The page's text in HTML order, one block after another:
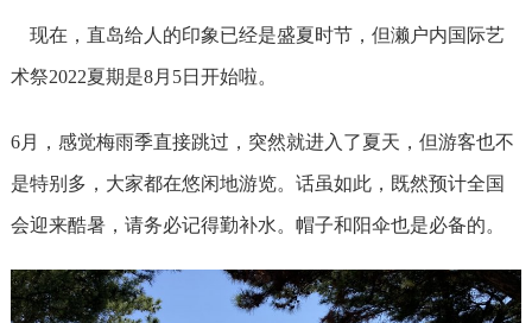
现在，直岛给人的印象已经是盛夏时节，但濑户内国际艺
术祭2022夏期是8月5日开始啦。
6月，感觉梅雨季直接跳过，突然就进入了夏天，但游客也不
是特别多，大家都在悠闲地游览。话虽如此，既然预计全国
会迎来酷暑，请务必记得勤补水。帽子和阳伞也是必备的。